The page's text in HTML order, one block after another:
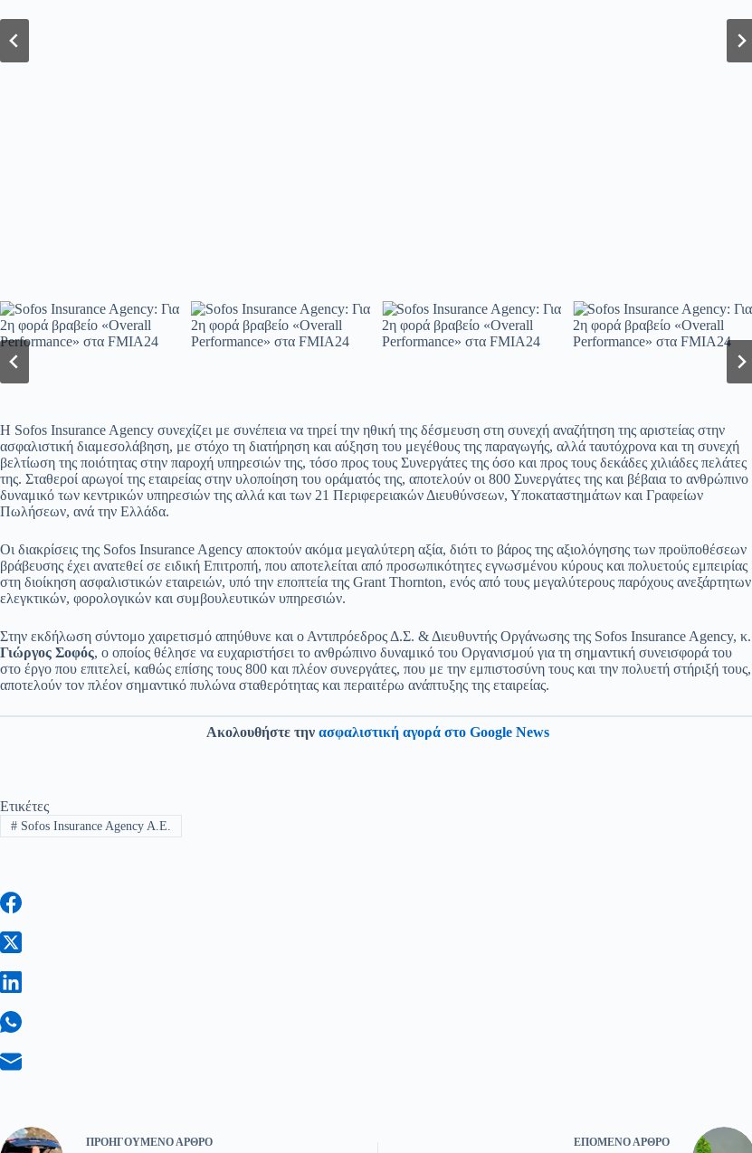
Η Sofos Insurance Agency συνεχίζει με συνέπεια να τηρεί την ηθική της δέσμευση στη συνεχή αναζήτηση της αριστείας στην
ασφαλιστική διαμεσολάβηση, με στόχο τη διατήρηση και αύξηση του μεγέθους της παραγωγής, αλλά ταυτόχρονα και τη συνεχή
βελτίωση της ποιότητας στην παροχή υπηρεσιών της, τόσο προς τους Συνεργάτες της όσο και προς τους δεκάδες χιλιάδες πελάτες
της. Σταθεροί αρωγοί της εταιρείας στην υλοποίηση του οράματός της, αποτελούν οι 800 Συνεργάτες της και βέβαια το ανθρώπινο
δυναμικό των κεντρικών υπηρεσιών της αλλά και των 21 Περιφερειακών Διευθύνσεων, Υποκαταστημάτων και Γραφείων
Πωλήσεων, ανά την Ελλάδα.
Οι διακρίσεις της Sofos Insurance Agency αποκτούν ακόμα μεγαλύτερη αξία, διότι το βάρος της αξιολόγησης των προϋποθέσεων
βράβευσης έχει ανατεθεί σε ειδική Επιτροπή, που αποτελείται από προσωπικότητες εγνωσμένου κύρους και πολυετούς εμπειρίας
στη διοίκηση ασφαλιστικών εταιρειών, υπό την εποπτεία της Grant Thornton, ενός από τους μεγαλύτερους παρόχους ανεξάρτητων
ελεγκτικών, φορολογικών και συμβουλευτικών υπηρεσιών.
Στην εκδήλωση σύντομο χαιρετισμό απηύθυνε και ο Αντιπρόεδρος Δ.Σ. & Διευθυντής Οργάνωσης της Sofos Insurance Agency, κ.
Γιώργος Σοφός, ο οποίος θέλησε να ευχαριστήσει το ανθρώπινο δυναμικό του Οργανισμού για τη σημαντική συνεισφορά του
στο έργο που επιτελεί, καθώς επίσης τους 800 και πλέον συνεργάτες, που με την εμπιστοσύνη τους και την πολυετή στήριξή τους,
αποτελούν τον πλέον σημαντικό πυλώνα σταθερότητας και περαιτέρω ανάπτυξης της εταιρείας.
Ακολουθήστε την ασφαλιστική αγορά στο Google News
Ετικέτες
#Sofos Insurance Agency A.E.
ΠΡΟΗΓΟΎΜΕΝΟΆΡΘΡΟ ΕΠΌΜΕΝΟΆΡΘΡΟ